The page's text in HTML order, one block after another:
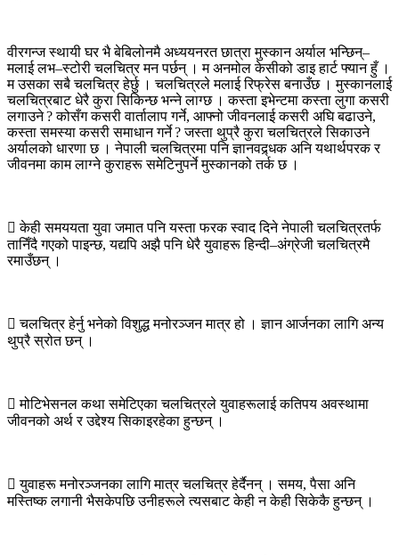
वीरगन्ज स्थायी घर भै बेबिलोनमै अध्ययनरत छात्रा मुस्कान अर्याल भन्छिन्–
मलाई लभ–स्टोरी चलचित्र मन पर्छन् । म अनमोल केसीको डाइ हार्ट फ्यान हुँ ।
म उसका सबै चलचित्र हेर्छु । चलचित्रले मलाई रिफ्रेस बनाउँछ । मुस्कानलाई
चलचित्रबाट धेरै कुरा सिकिन्छ भन्ने लाग्छ । कस्ता इभेन्टमा कस्ता लुगा कसरी
लगाउने ? कोसँग कसरी वार्तालाप गर्ने, आफ्नो जीवनलाई कसरी अघि बढाउने,
कस्ता समस्या कसरी समाधान गर्ने ? जस्ता थुप्रै कुरा चलचित्रले सिकाउने
अर्यालको धारणा छ । नेपाली चलचित्रमा पनि ज्ञानवद्र्धक अनि यथार्थपरक र
जीवनमा काम लाग्ने कुराहरू समेटिनुपर्ने मुस्कानको तर्क छ ।
 केही समययता युवा जमात पनि यस्ता फरक स्वाद दिने नेपाली चलचित्रतर्फ
तानिँदै गएको पाइन्छ, यद्यपि अझै पनि धेरै युवाहरू हिन्दी–अंग्रेजी चलचित्रमै
रमाउँछन् ।
 चलचित्र हेर्नु भनेको विशुद्ध मनोरञ्जन मात्र हो । ज्ञान आर्जनका लागि अन्य
थुप्रै स्रोत छन् ।
 मोटिभेसनल कथा समेटिएका चलचित्रले युवाहरूलाई कतिपय अवस्थामा
जीवनको अर्थ र उद्देश्य सिकाइरहेका हुन्छन् ।
 युवाहरू मनोरञ्जनका लागि मात्र चलचित्र हेर्दैनन् । समय, पैसा अनि
मस्तिष्क लगानी भैसकेपछि उनीहरूले त्यसबाट केही न केही सिकेकै हुन्छन् ।